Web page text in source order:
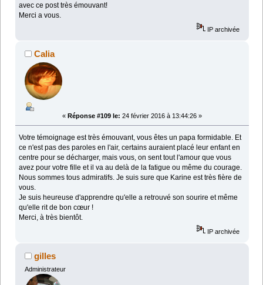
avec ce post très émouvant!
Merci a vous.
IP archivée
Calia
« Réponse #109 le: 24 février 2016 à 13:44:26 »
Votre témoignage est très émouvant, vous êtes un papa formidable. Et
ce n'est pas des paroles en l'air, certains auraient placé leur enfant en
centre pour se décharger, mais vous, on sent tout l'amour que vous
avez pour votre fille et il va au delà de la fatigue ou même du courage.
Nous sommes tous admiratifs. Je suis sure que Karine est très fière de
vous.
Je suis heureuse d'apprendre qu'elle a retrouvé son sourire et même
qu'elle rit de bon cœur !
Merci, à très bientôt.
IP archivée
gilles
Administrateur